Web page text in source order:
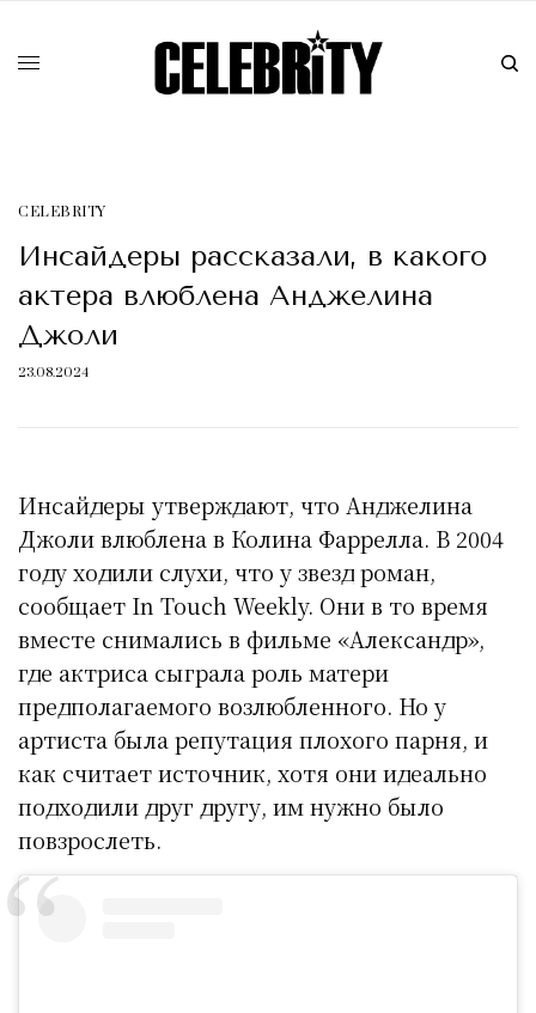
CELEBRITY
Инсайдеры рассказали, в какого
актера влюблена Анджелина
Джоли
23.08.2024
Инсайдеры утверждают, что Анджелина
Джоли влюблена в Колина Фаррелла. В 2004
году ходили слухи, что у звезд роман,
сообщает In Touch Weekly. Они в то время
вместе снимались в фильме «Александр»,
где актриса сыграла роль матери
предполагаемого возлюбленного. Но у
артиста была репутация плохого парня, и
как считает источник, хотя они идеально
подходили друг другу, им нужно было
повзрослеть.